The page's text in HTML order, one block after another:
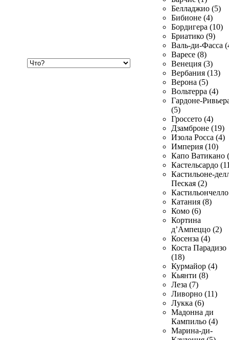
Белладжио (5)
Бибионе (4)
Бордигера (10)
Бриатико (9)
Валь-ди-Фасса
Варесе (8)
Венеция (3)
Вербания (13)
Верона (5)
Вольтерра (4)
Гардоне-
(5)
Гроссето (4)
Дзамброне (19)
Изола Росса (4)
Империя (10)
Капо Ватикано
Кастельсардо
Кастильоне-
Пеская (2)
Катания (8)
Комо (6)
Кортина
д’Ампеццо (2)
Косенза (4)
Коста Парадизо
(18)
Курмайор (4)
Кьянти (8)
Леза (7)
Ливорно (11)
Лукка (6)
Мадонна ди
Кампильо (4)
Марина-ди-